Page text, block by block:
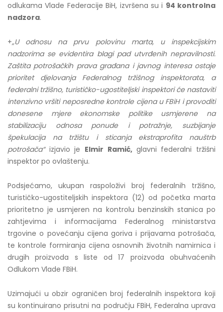
odlukama Vlade Federacije BiH, izvršena su i 94 kontrolna
nadzora.
+„U odnosu na prvu polovinu marta, u inspekcijskim
nadzorima se evidentira blagi pad utvrđenih nepravilnosti.
Zaštita potrošačkih prava građana i javnog interesa ostaje
prioritet djelovanja Federalnog tržišnog inspektorata, a
federalni tržišno, turističko-ugostiteljski inspektori će nastaviti
intenzivno vršiti neposredne kontrole cijena u FBiH i provoditi
donesene mjere ekonomske politike usmjerene na
stabilizaciju odnosa ponude i potražnje, suzbijanje
špekulacija na tržištu i sticanja ekstraprofita nauštrb
potrošača“ izjavio je Elmir Ramić, glavni federalni tržišni
inspektor po ovlaštenju.
Podsjećamo, ukupan raspoloživi broj federalnih tržišno,
turističko-ugostiteljskih inspektora (12) od početka marta
prioritetno je usmjeren na kontrolu benzinskih stanica po
zahtjevima i informacijama Federalnog ministarstva
trgovine o povećanju cijena goriva i prijavama potrošača,
te kontrole formiranja cijena osnovnih životnih namirnica i
drugih proizvoda s liste od 17 proizvoda obuhvaćenih
Odlukom Vlade FBiH.
Uzimajući u obzir ograničen broj federalnih inspektora koji
su kontinuirano prisutni na području FBiH, Federalna uprava